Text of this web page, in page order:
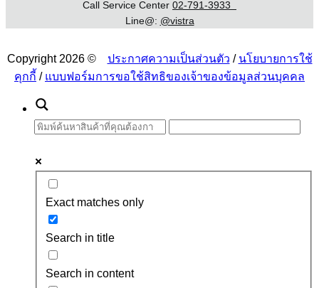
Call Service Center 02-791-3933
Line@: @vistra
Copyright 2026 © ประกาศความเป็นส่วนตัว / นโยบายการใช้
คุกกี้ / แบบฟอร์มการขอใช้สิทธิของเจ้าของข้อมูลส่วนบุคคล
Exact matches only
Search in title
Search in content